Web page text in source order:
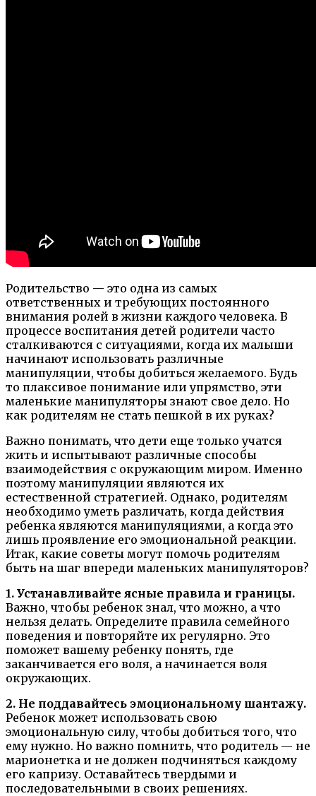
Родительство — это одна из самых
ответственных и требующих постоянного
внимания ролей в жизни каждого человека. В
процессе воспитания детей родители часто
сталкиваются с ситуациями, когда их малыши
начинают использовать различные
манипуляции, чтобы добиться желаемого. Будь
то плаксивое понимание или упрямство, эти
маленькие манипуляторы знают свое дело. Но
как родителям не стать пешкой в их руках?
Важно понимать, что дети еще только учатся
жить и испытывают различные способы
взаимодействия с окружающим миром. Именно
поэтому манипуляции являются их
естественной стратегией. Однако, родителям
необходимо уметь различать, когда действия
ребенка являются манипуляциями, а когда это
лишь проявление его эмоциональной реакции.
Итак, какие советы могут помочь родителям
быть на шаг впереди маленьких манипуляторов?
1. Устанавливайте ясные правила и границы.
Важно, чтобы ребенок знал, что можно, а что
нельзя делать. Определите правила семейного
поведения и повторяйте их регулярно. Это
поможет вашему ребенку понять, где
заканчивается его воля, а начинается воля
окружающих.
2. Не поддавайтесь эмоциональному шантажу.
Ребенок может использовать свою
эмоциональную силу, чтобы добиться того, что
ему нужно. Но важно помнить, что родитель — не
марионетка и не должен подчиняться каждому
его капризу. Оставайтесь твердыми и
последовательными в своих решениях.